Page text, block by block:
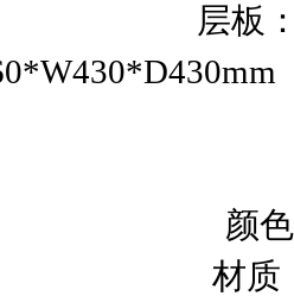
层板：
颜色：
仑 材质